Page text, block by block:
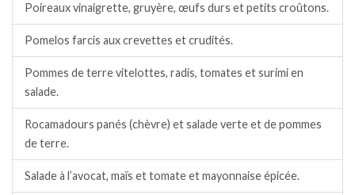
Poireaux vinaigrette, gruyère, œufs durs et petits croûtons.
Pomelos farcis aux crevettes et crudités.
Pommes de terre vitelottes, radis, tomates et surimi en
salade.
Rocamadours panés (chèvre) et salade verte et de pommes
de terre.
Salade à l’avocat, maïs et tomate et mayonnaise épicée.